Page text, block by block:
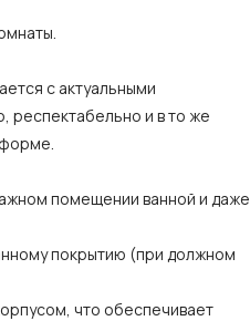
с актуальными
респектабельно и в то же
помещении ванной и даже
покрытию (при должном
что обеспечивает